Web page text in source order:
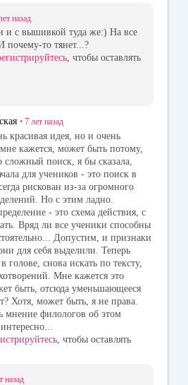
назад
и с вышивкой туда же:) На все
почему-то тянет...?
, чтобы оставлять
• 7 лет назад
красивая идея, но и очень
кажется, может быть потому,
сложный поиск, я бы сказала,
для учеников - это поиск в
рискован из-за огромного
Но с этим ладно.
- это схема действия, с
Вряд ли все ученики способны
Допустим, и признаки
для себя выделили. Теперь
снова искать по тексту,
Мне кажется это
быть, отсюда уменьшающееся
Хотя, может быть, я не права.
мнение филологов об этом
, чтобы оставлять
назад